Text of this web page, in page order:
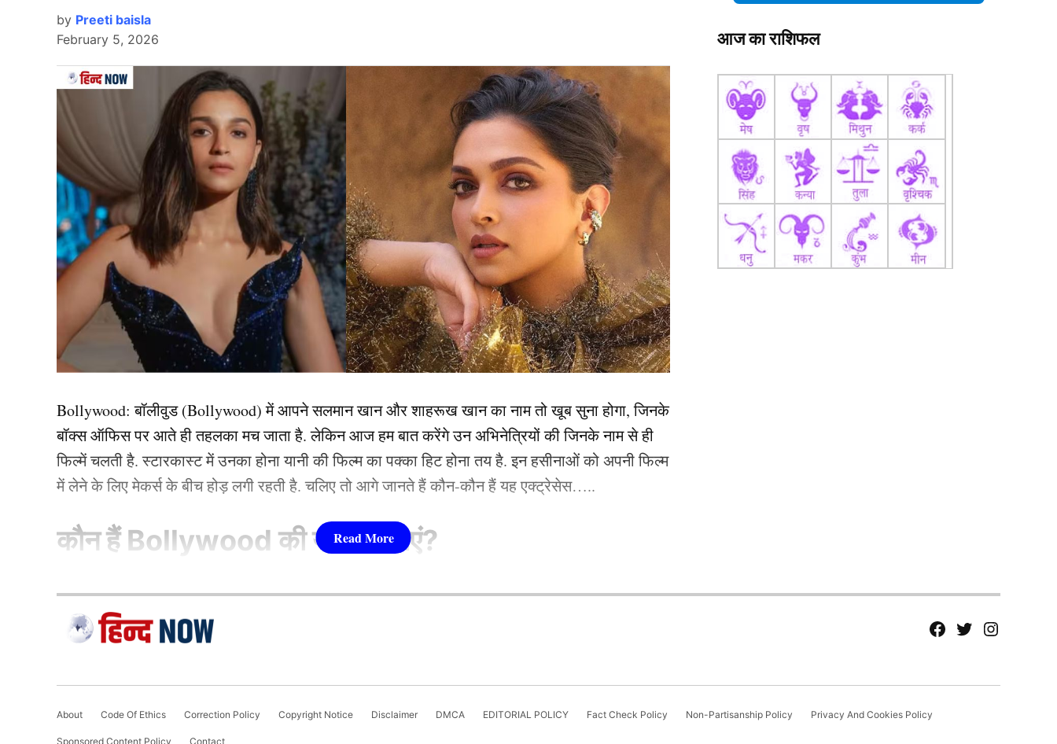
Farhana Bhatt
फरहाना भट्ट (Farhana Bhatt)का जन्म 15 मार्च 1997 को श्रीनगर में एक रूढ़िवादी कश्मीरी मुस्लिम परिवार में
हुआ था. बचपन में ही उनके पिता का निधन हो जाने के बाद, उनकी माँ और दादा ने उन्हें अपने सपनों को साकार
करने का साहस दिया. अभिनय की दुनिया में प्रवेश करने से पहले उन्होंने मास कम्युनिकेशन में डिग्री हासिल की और
अनुपम खेर के एक्टिंग स्कूल से प्रशिक्षण लिया.
Also Read….40 साल की एक्ट्रेस की खुशियां बदलीं ग़म में, IVF से प्रेग्नेंसी के बाद खोया अपना एक बच्चा
फरहाना का करियर
उनकी पहली फिल्म “सनशाइन म्यूजिक टूर्स एंड ट्रैवल्स” 2016 में रिलीज़ हुई थी, लेकिन उन्हें पहचान “लैला मजनू”
फरहाना (Farhana Bhatt)को आसानी से पहचान सकते हैं. फरहाना ने कई बेहतरीन म्यूजिक एल्बम में काम किया है.
फरहाना एक बेहतरीन डांसर भी हैं.
भट्ट पर बरसे सलमान खान
by Preeti baisla
February 5, 2026
Bollywood:बॉलीवुड (Bollywood)में आपने सलमान खान और शाहरूख खान का नाम तो खूब सुना होगा, जिनके
बॉक्स ऑफिस पर आते ही तहलका मच जाता है. लेकिन आज हम बात करेंगे उन अभिनेत्रियों की जिनके नाम से ही
फिल्में चलती है. स्टारकास्ट में उनका होना यानी की फिल्म का पक्का हिट होना तय है. इन हसीनाओं को अपनी फिल्म
में लेने के लिए मेकर्स के बीच होड़ लगी रहती है. चलिए तो आगे जानते हैं कौन-कौन हैं यह एक्ट्रेसेस…..
कौन हैंBollywood की यह हसीनाएं?
1.दीपिका पादुकोण ( Deepika Padukone)
आज का राशिफल
fb Tw tw
About Code Of Ethics Correction Policy Copyright Notice Disclaimer DMCA EDITORIAL POLICY Fact Check Policy Non-Partisanship Policy Privacy And Cookies Policy
Sponsored Content Policy Contact